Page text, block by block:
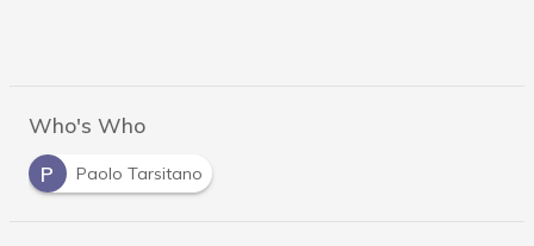
Who's Who
P
Paolo Tarsitano